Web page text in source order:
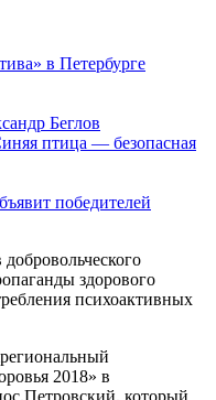
в Петербурге
Беглов
птица — безопасная
победителей
здорового
психоактивных
2018» в
который